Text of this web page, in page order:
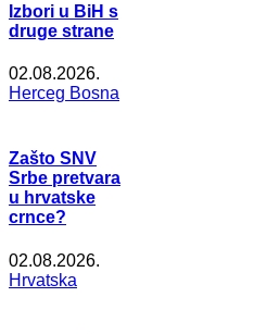
Izbori u BiH s
druge strane
02.08.2026.
Herceg Bosna
Zašto SNV
Srbe pretvara
u hrvatske
crnce?
02.08.2026.
Hrvatska